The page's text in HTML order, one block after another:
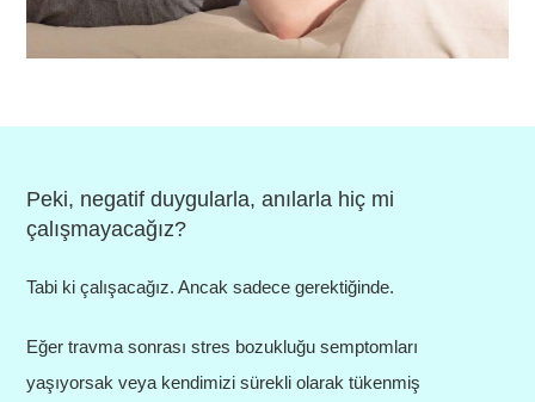
Peki, negatif duygularla, anılarla hiç mi
çalışmayacağız?
Tabi ki çalışacağız. Ancak sadece gerektiğinde.
Eğer travma sonrası stres bozukluğu semptomları
yaşıyorsak veya kendimizi sürekli olarak tükenmiş